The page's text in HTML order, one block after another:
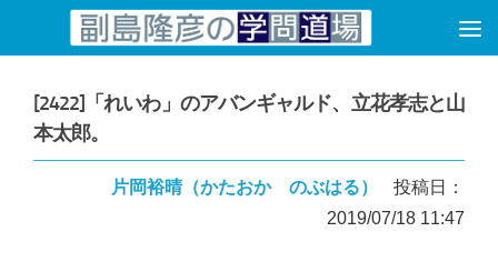
コンテンツへスキップ
[2422]「れいわ」のアバンギャルド、立花孝志と山
本太郎。
片岡裕晴（かたおか のぶはる）
投稿日：
2019/07/18 11:47